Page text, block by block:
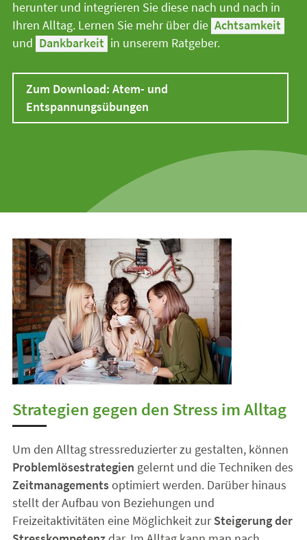
herunter und integrieren Sie diese nach und nach in
Ihren Alltag. Lernen Sie mehr über die Achtsamkeit
und Dankbarkeit in unserem Ratgeber.
Zum Download: Atem- und
Entspannungsübungen
Strategien gegen den Stress im Alltag
Um den Alltag stressreduzierter zu gestalten, können
Problemlösestrategien gelernt und die Techniken des
Zeitmanagementsoptimiert werden. Darüber hinaus
stellt der Aufbau von Beziehungen und
Freizeitaktivitäten eine Möglichkeit zurSteigerung der